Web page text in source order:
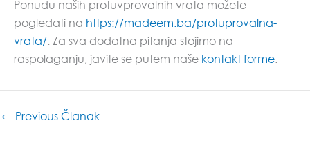
Ponudu naših protuvprovalnih vrata možete
pogledati na https://madeem.ba/protuprovalna-
vrata/. Za sva dodatna pitanja stojimo na
raspolaganju, javite se putem naše kontakt forme.
← Previous Članak